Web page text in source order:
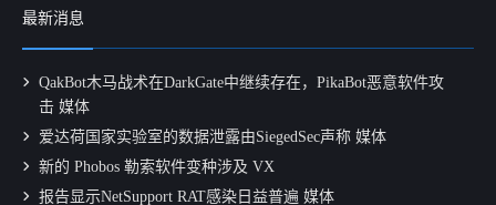
最新消息
QakBot木马战术在DarkGate中继续存在，PikaBot恶意软件攻
击 媒体
爱达荷国家实验室的数据泄露由SiegedSec声称 媒体
新的 Phobos 勒索软件变种涉及 VX
报告显示NetSupport RAT感染日益普遍 媒体